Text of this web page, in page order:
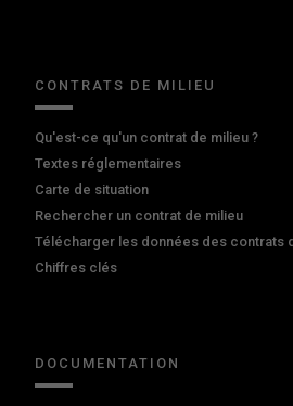
CONTRATS DE MILIEU
Qu'est-ce qu'un contrat de milieu ?
Textes réglementaires
Carte de situation
Rechercher un contrat de milieu
Télécharger les données des contrats
Chiffres clés
DOCUMENTATION